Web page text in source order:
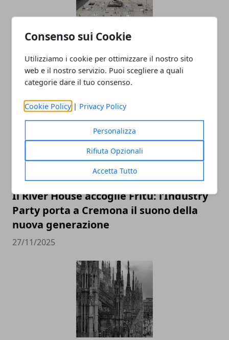
Consenso sui Cookie
Utilizziamo i cookie per ottimizzare il nostro sito
web e il nostro servizio. Puoi scegliere a quali
categorie dare il tuo consenso.
Cookie Policy | Privacy Policy
Personalizza
Rifiuta Opzionali
Accetta Tutto
“Futura”, il nuovo premio che invita i
giovani a narrare la Lombardia
27/11/2025
Il River House accoglie Fritu: l’Industry
Party porta a Cremona il suono della
nuova generazione
27/11/2025